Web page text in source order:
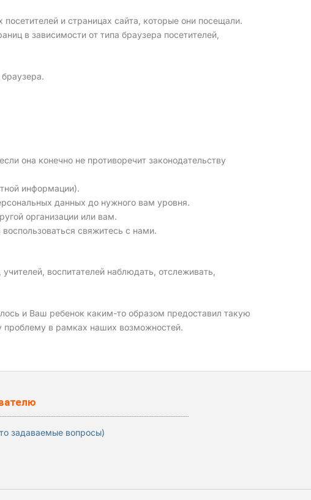
и страницах сайта, которые они посещали.
в зависимости от типа браузера посетителей,
она конечно не противоречит законодательству
информации).
данных до нужного вам уровня.
организации или вам.
свяжитесь с нами.
воспитателей наблюдать, отслеживать,
и Ваш ребенок каким-то образом предоставил такую
в рамках наших возможностей.
задаваемые вопросы)